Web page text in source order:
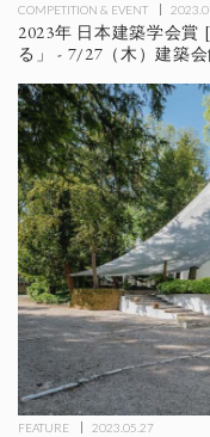
COMPETITION & EVENT
2023年 日本建築学会
る」 - 7/27（木）建築
FEATURE 2023.05.27